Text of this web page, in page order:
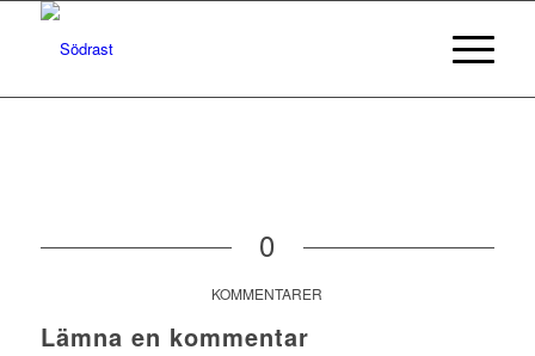
0
KOMMENTARER
Lämna en kommentar